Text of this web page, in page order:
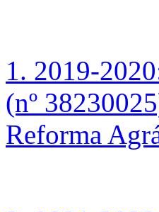
1. 2019-
(nº
Reforma